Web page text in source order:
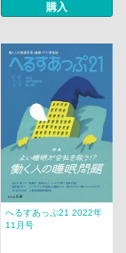
購入
へるすあっぷ21 2022年
11月号